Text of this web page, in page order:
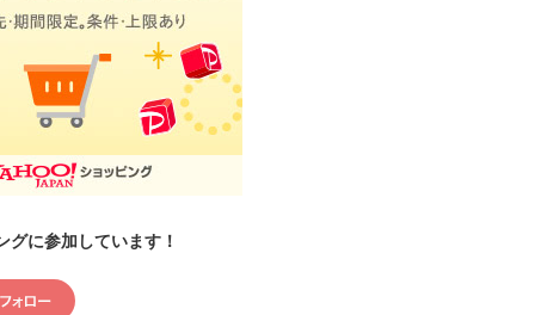
グに参加しています！